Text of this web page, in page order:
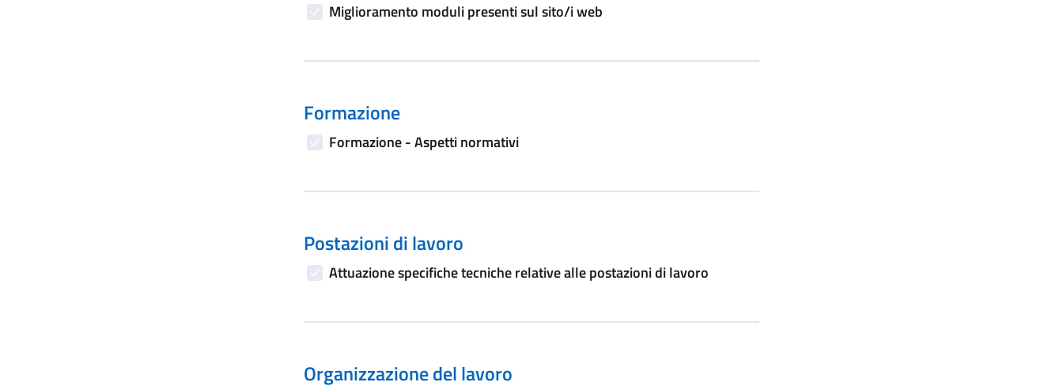
Miglioramento moduli presenti sul sito/i web
Formazione
Formazione - Aspetti normativi
Postazioni di lavoro
Attuazione specifiche tecniche relative alle postazioni di lavoro
Organizzazione del lavoro